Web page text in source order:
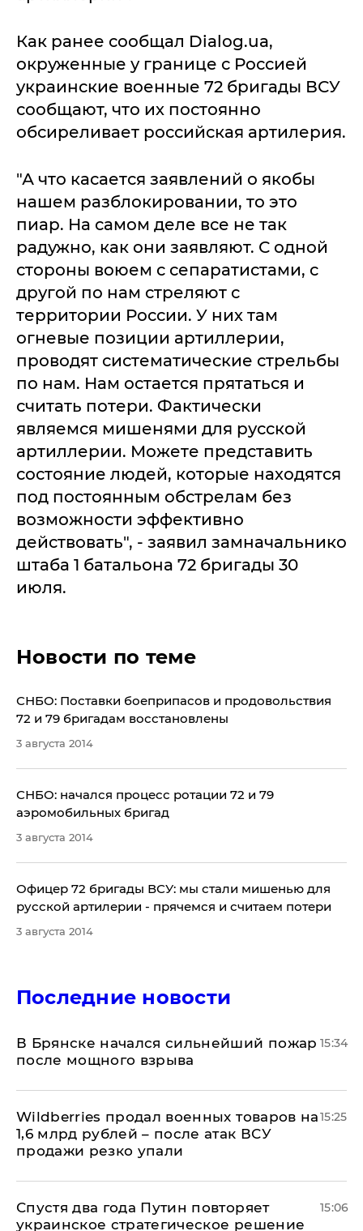
Как ранее сообщал Dialog.ua,
окруженные у границе с Россией
украинские военные 72 бригады ВСУ
сообщают, что их постоянно
обсиреливает российская артилерия.
"А что касается заявлений о якобы
нашем разблокировании, то это
пиар. На самом деле все не так
радужно, как они заявляют. С одной
стороны воюем с сепаратистами, с
другой по нам стреляют с
территории России. У них там
огневые позиции артиллерии,
проводят систематические стрельбы
по нам. Нам остается прятаться и
считать потери. Фактически
являемся мишенями для русской
артиллерии. Можете представить
состояние людей, которые находятся
под постоянным обстрелам без
возможности эффективно
действовать", - заявил замначальнико
штаба 1 батальона 72 бригады 30
июля.
Новости по теме
СНБО: Поставки боеприпасов и продовольствия
72 и 79 бригадам восстановлены
3 августа 2014
СНБО: начался процесс ротации 72 и 79
аэромобильных бригад
3 августа 2014
Офицер 72 бригады ВСУ: мы стали мишенью для
русской артилерии - прячемся и считаем потери
3 августа 2014
Последние новости
В Брянске начался сильнейший пожар
после мощного взрыва
15:34
​Wildberries продал военных товаров на
1,6 млрд рублей – после атак ВСУ
продажи резко упали
15:25
Спустя два года Путин повторяет
украинское стратегическое решение
15:06